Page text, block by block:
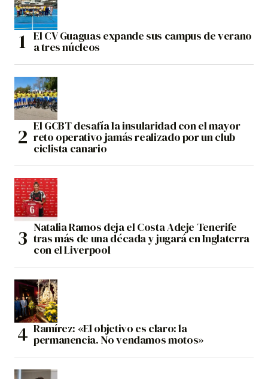
El CV Guaguas expande sus campus de verano
a tres núcleos
El GCBT desafía la insularidad con el mayor
reto operativo jamás realizado por un club
ciclista canario
Natalia Ramos deja el Costa Adeje Tenerife
tras más de una década y jugará en Inglaterra
con el Liverpool
Ramírez: «El objetivo es claro: la
permanencia. No vendamos motos»